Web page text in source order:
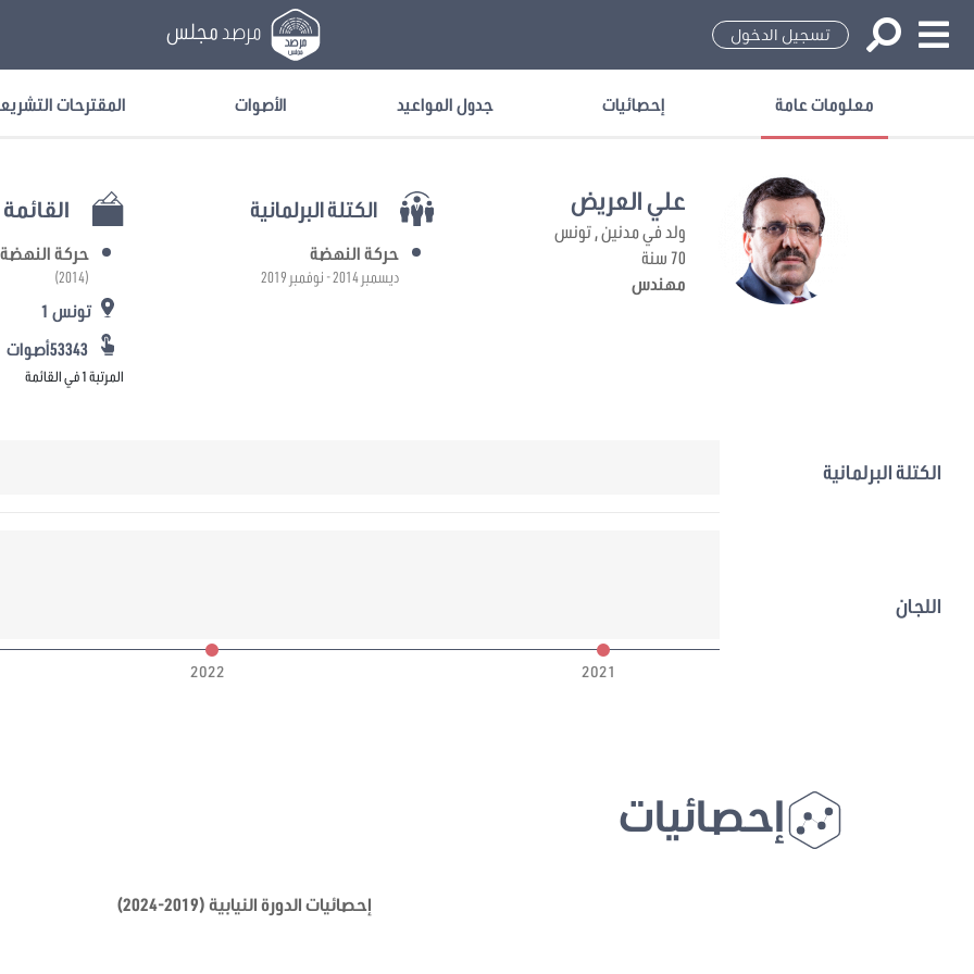
تسجيل الدخول مرصد مجلس
معلومات عامة إحصائيات جدول المواعيد الأصوات المقترحات
علي العريض
ولد في مدنين , تونس
70 سنة
مهندس
الكتلة البرلمانية
حركة النهضة
ديسمبر 2014 - نوفمبر 2019
القائمة
حركة النهضة
(2014)
تونس 1
المرتبة 1 في القائمة
الكتلة البرلمانية
اللجان
2021
2022
إحصائيات
إحصائيات الدورة النيابية (2019-2024)